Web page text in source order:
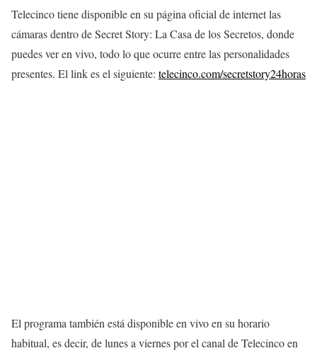
Telecinco tiene disponible en su página oficial de internet las
cámaras dentro de Secret Story: La Casa de los Secretos, donde
puedes ver en vivo, todo lo que ocurre entre las personalidades
presentes. El link es el siguiente: telecinco.com/secretstory24horas
El programa también está disponible en vivo en su horario
habitual, es decir, de lunes a viernes por el canal de Telecinco en